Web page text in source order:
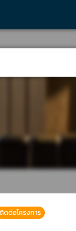
ติดต่อโครงการ